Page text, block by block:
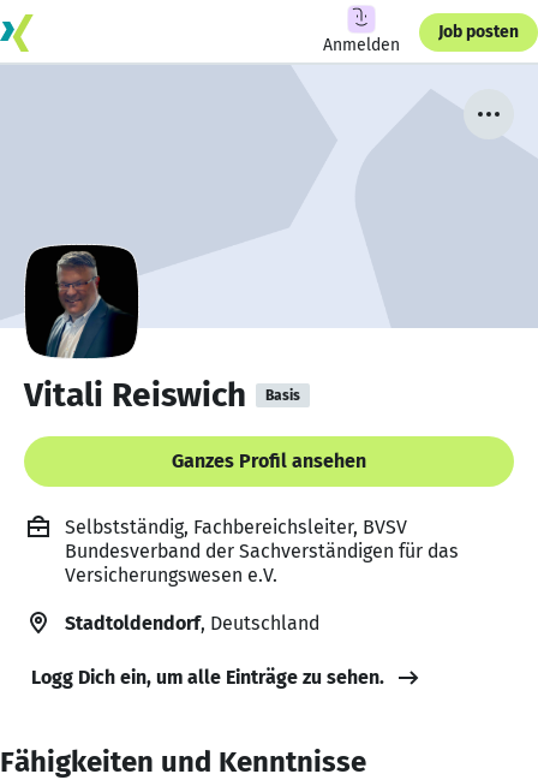
Anmelden
Job posten
Vitali Reiswich Basis
Ganzes Profil ansehen
Selbstständig, Fachbereichsleiter, BVSV
Bundesverband der Sachverständigen für das
Versicherungswesen e.V.
Stadtoldendorf, Deutschland
Logg Dich ein, um alle Einträge zu sehen.
Fähigkeiten und Kenntnisse